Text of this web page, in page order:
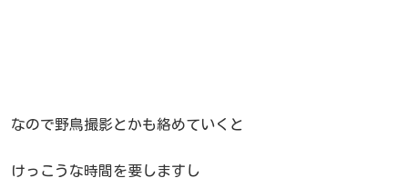
なので野鳥撮影とかも絡めていくと
けっこうな時間を要しますし